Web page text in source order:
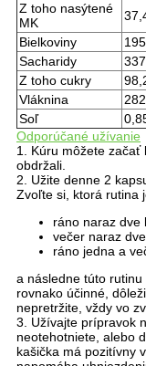
Z toho nasýtené
MK
Bielkoviny
Sacharidy
Z toho cukry
Vláknina
Soľ
Odporúčané užívanie
1. Kúru môžete
obdržali.
2. Užite denne 2
Zvoľte si, ktorá rutina
ráno naraz dve
večer naraz
ráno jedna a
a následne túto
rovnako účinné,
nepretržite, vždy vo
3. Užívajte prípravok
neotehotniete, alebo
kašička má pozitívny